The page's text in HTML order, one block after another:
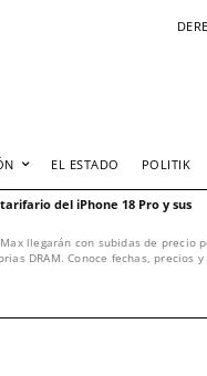
EL ESTADO POLITIK
del iPhone 18 Pro y sus
llegarán con subidas de precio
DRAM. Conoce fechas, precios y